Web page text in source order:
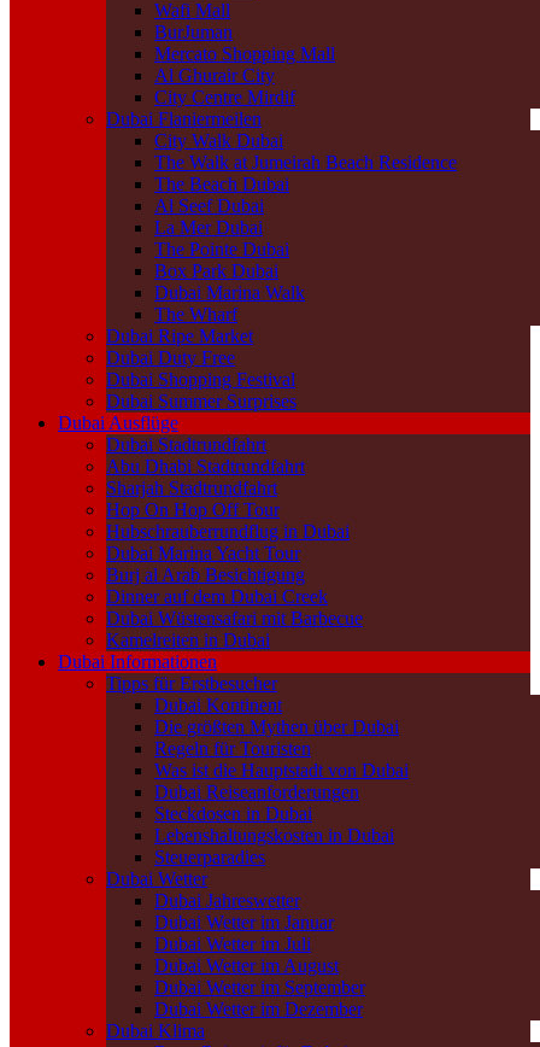
Wafi Mall
BurJuman
Mercato Shopping Mall
Al Ghurair City
City Centre Mirdif
Dubai Flaniermeilen
City Walk Dubai
The Walk at Jumeirah Beach Residence
The Beach Dubai
Al Seef Dubai
La Mer Dubai
The Pointe Dubai
Box Park Dubai
Dubai Marina Walk
The Wharf
Dubai Ripe Market
Dubai Duty Free
Dubai Shopping Festival
Dubai Summer Surprises
Dubai Ausflüge
Dubai Stadtrundfahrt
Abu Dhabi Stadtrundfahrt
Sharjah Stadtrundfahrt
Hop On Hop Off Tour
Hubschrauberrundflug in Dubai
Dubai Marina Yacht Tour
Burj al Arab Besichtigung
Dinner auf dem Dubai Creek
Dubai Wüstensafari mit Barbecue
Kamelreiten in Dubai
Dubai Informationen
Tipps für Erstbesucher
Dubai Kontinent
Die größten Mythen über Dubai
Regeln für Touristen
Was ist die Hauptstadt von Dubai
Dubai Reiseanforderungen
Steckdosen in Dubai
Lebenshaltungskosten in Dubai
Steuerparadies
Dubai Wetter
Dubai Jahreswetter
Dubai Wetter im Januar
Dubai Wetter im Juli
Dubai Wetter im August
Dubai Wetter im September
Dubai Wetter im Dezember
Dubai Klima